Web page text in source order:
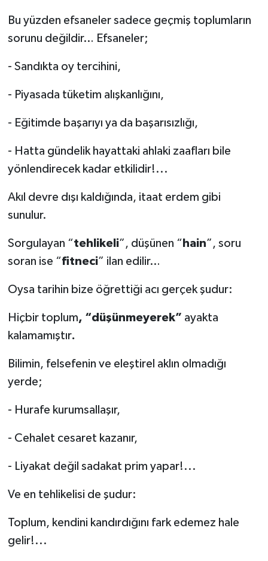
Bu yüzden efsaneler sadece geçmiş toplumların
sorunu değildir… Efsaneler;
- Sandıkta oy tercihini,
- Piyasada tüketim alışkanlığını,
- Eğitimde başarıyı ya da başarısızlığı,
- Hatta gündelik hayattaki ahlaki zaafları bile
yönlendirecek kadar etkilidir!...
Akıl devre dışı kaldığında, itaat erdem gibi
sunulur.
Sorgulayan “tehlikeli”, düşünen “ hain”, soru
soran ise “fitneci” ilan edilir…
Oysa tarihin bize öğrettiği acı gerçek şudur:
Hiçbir toplum, “düşünmeyerek” ayakta
kalamamıştır.
Bilimin, felsefenin ve eleştirel aklın olmadığı
yerde;
- Hurafe kurumsallaşır,
- Cehalet cesaret kazanır,
- Liyakat değil sadakat prim yapar!...
Ve en tehlikelisi de şudur:
Toplum, kendini kandırdığını fark edemez hale
gelir!...